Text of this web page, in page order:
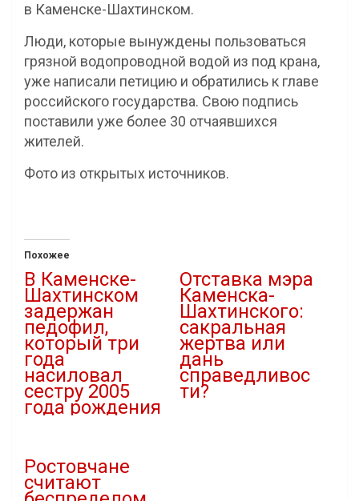
в Каменске-Шахтинском.
Люди, которые вынуждены пользоваться
грязной водопроводной водой из под крана,
уже написали петицию и обратились к главе
российского государства. Свою подпись
поставили уже более 30 отчаявшихся
жителей.
Фото из открытых источников.
Похожее
В Каменске-
Шахтинском
задержан
педофил,
который три
года
насиловал
сестру 2005
года рождения
Отставка мэра
Каменска-
Шахтинского:
сакральная
жертва или
дань
справедливос
ти?
Ростовчане
считают